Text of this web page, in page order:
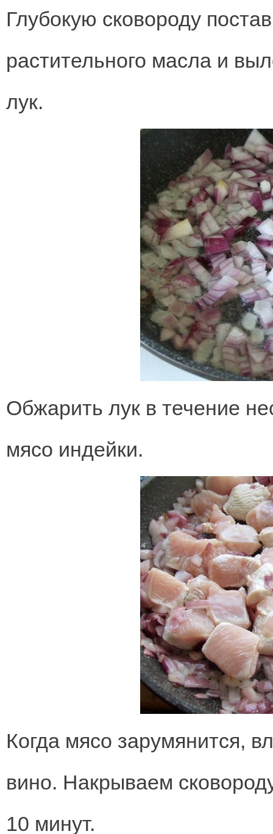
Глубокую сковороду
растительного масла и
лук.
Обжарить лук в течение
мясо индейки.
Когда мясо зарумянится,
вино. Накрываем
10 минут.